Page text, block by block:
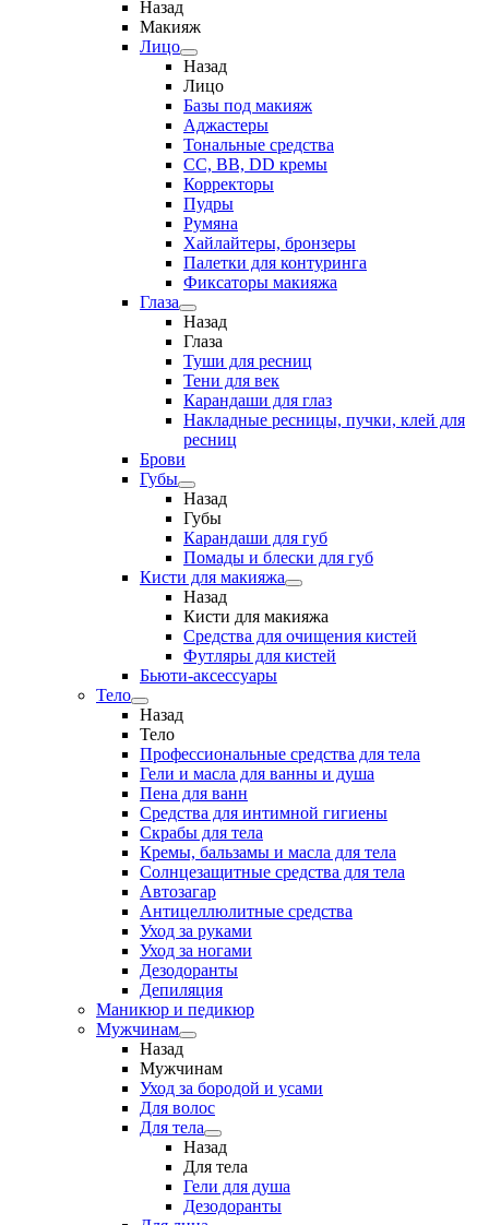
Назад
Макияж
Лицо
Назад
Лицо
Базы под макияж
Аджастеры
Тональные средства
CC, BB, DD кремы
Корректоры
Пудры
Румяна
Хайлайтеры, бронзеры
Палетки для контуринга
Фиксаторы макияжа
Глаза
Назад
Глаза
Туши для ресниц
Тени для век
Карандаши для глаз
Накладные ресницы, пучки, клей для
ресниц
Брови
Губы
Назад
Губы
Карандаши для губ
Помады и блески для губ
Кисти для макияжа
Назад
Кисти для макияжа
Средства для очищения кистей
Футляры для кистей
Бьюти-аксессуары
Тело
Назад
Тело
Профессиональные средства для тела
Гели и масла для ванны и душа
Пена для ванн
Средства для интимной гигиены
Скрабы для тела
Кремы, бальзамы и масла для тела
Солнцезащитные средства для тела
Автозагар
Антицеллюлитные средства
Уход за руками
Уход за ногами
Дезодоранты
Депиляция
Маникюр и педикюр
Мужчинам
Назад
Мужчинам
Уход за бородой и усами
Для волос
Для тела
Назад
Для тела
Гели для душа
Дезодоранты